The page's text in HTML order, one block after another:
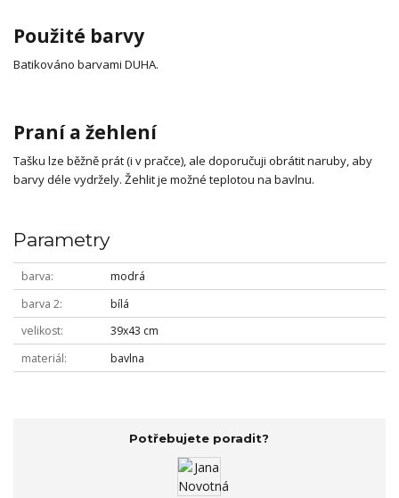
Použité barvy
Batikováno barvami DUHA.
Praní a žehlení
Tašku lze běžně prát (i v pračce), ale doporučuji obrátit naruby, aby
barvy déle vydržely. Žehlit je možné teplotou na bavlnu.
Parametry
barva
modrá
barva 2
bílá
velikost
39x43 cm
materiál
bavlna
Potřebujete poradit?